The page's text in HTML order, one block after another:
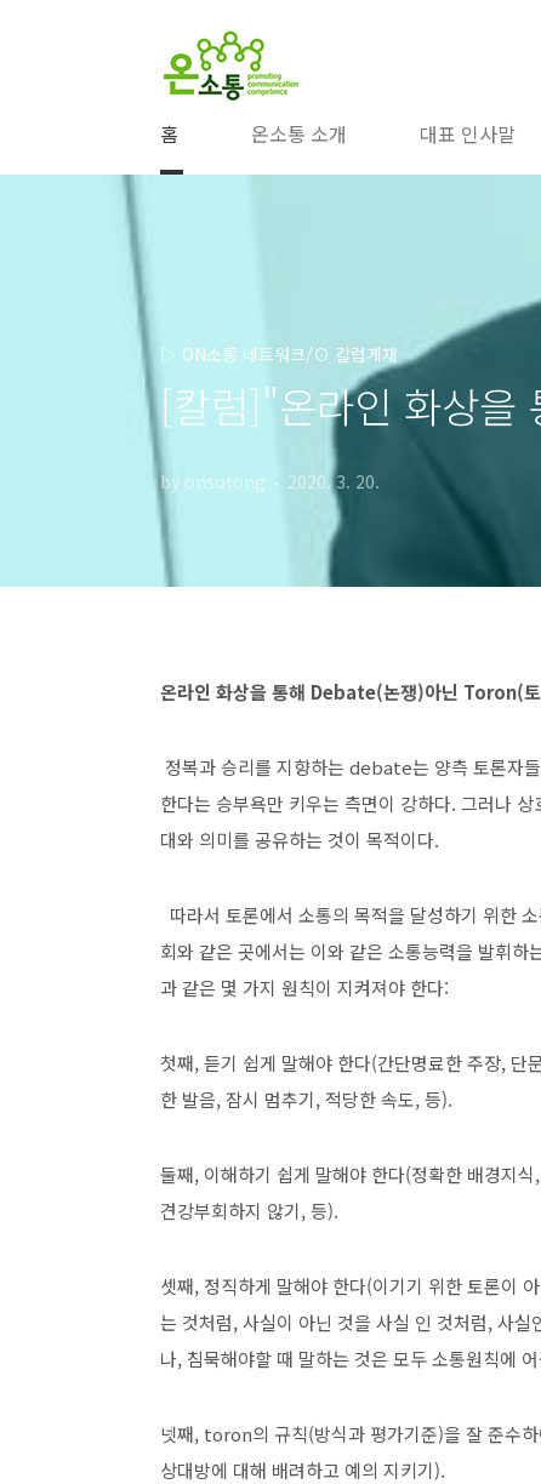
홈 온소통 소개 대표 인사말
▷ ON소통 네트워크/⊙ 칼럼게재
[칼럼]"온라인 화상
by onsotong 2020. 3. 20.
온라인 화상을 통해 Debate(논쟁)아닌 Toron(
정복과 승리를 지향하는 debate는 양측 토론자
한다는 승부욕만 키우는 측면이 강하다. 그러나
대와 의미를 공유하는 것이 목적이다.
따라서 토론에서 소통의 목적을 달성하기 위한
회와 같은 곳에서는 이와 같은 소통능력을 발휘
과 같은 몇 가지 원칙이 지켜져야 한다:
첫째, 듣기 쉽게 말해야 한다(간단명료한 주장,
한 발음, 잠시 멈추기, 적당한 속도, 등).
둘째, 이해하기 쉽게 말해야 한다(정확한 배경지
견강부회하지 않기, 등).
셋째, 정직하게 말해야 한다(이기기 위한 토론이
는 것처럼, 사실이 아닌 것을 사실 인 것처럼, 사
나, 침묵해야할 때 말하는 것은 모두 소통원칙에
넷째, toron의 규칙(방식과 평가기준)을 잘 준수
상대방에 대해 배려하고 예의 지키기).